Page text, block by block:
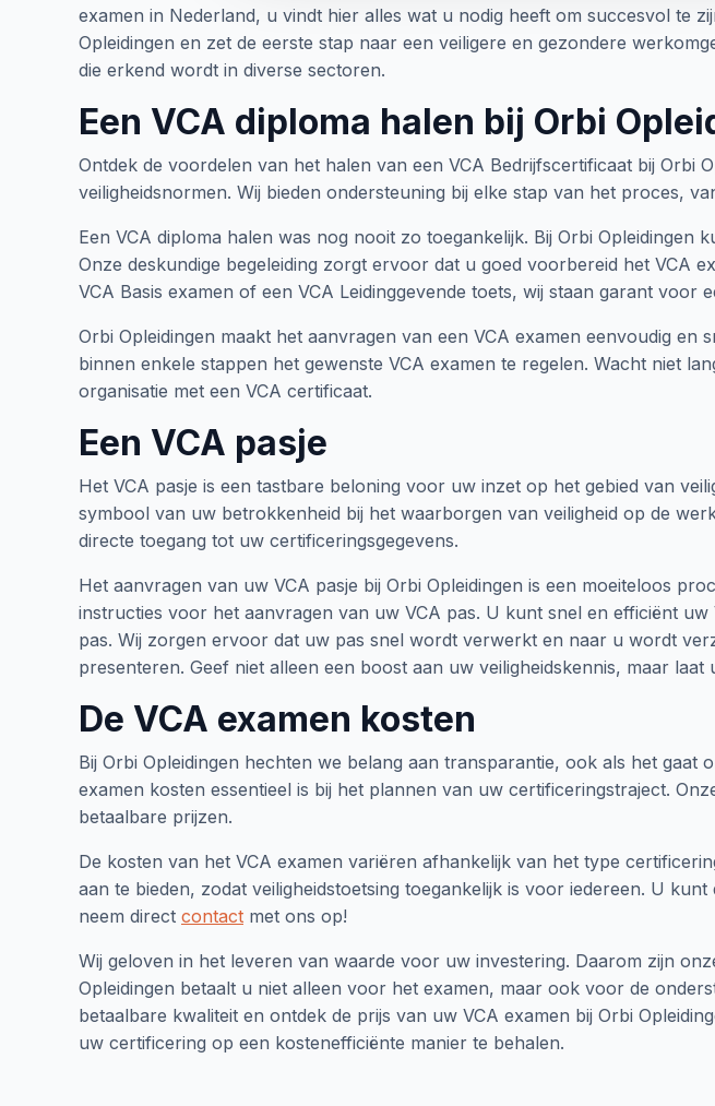
examen in Nederland, u vindt hier alles wat u nodig heeft om succesvol te
Opleidingen en zet de eerste stap naar een veiligere en gezondere
die erkend wordt in diverse sectoren.
Een VCA diploma halen bij Orbi
Ontdek de voordelen van het halen van een VCA Bedrijfscertificaat bij Orbi
veiligheidsnormen. Wij bieden ondersteuning bij elke stap van het proces,
Een VCA diploma halen was nog nooit zo toegankelijk. Bij Orbi
Onze deskundige begeleiding zorgt ervoor dat u goed voorbereid het VCA
VCA Basis examen of een VCA Leidinggevende toets, wij staan garant
Orbi Opleidingen maakt het aanvragen van een VCA examen eenvoudig
binnen enkele stappen het gewenste VCA examen te regelen. Wacht niet
organisatie met een VCA certificaat.
Een VCA pasje
Het VCA pasje is een tastbare beloning voor uw inzet op het gebied van
symbool van uw betrokkenheid bij het waarborgen van veiligheid op de
directe toegang tot uw certificeringsgegevens.
Het aanvragen van uw VCA pasje bij Orbi Opleidingen is een moeiteloos
instructies voor het aanvragen van uw VCA pas. U kunt snel en efficiënt
pas. Wij zorgen ervoor dat uw pas snel wordt verwerkt en naar u wordt
presenteren. Geef niet alleen een boost aan uw veiligheidskennis, maar
De VCA examen kosten
Bij Orbi Opleidingen hechten we belang aan transparantie, ook als het gaat
examen kosten essentieel is bij het plannen van uw certificeringstraject.
betaalbare prijzen.
De kosten van het VCA examen variëren afhankelijk van het type
aan te bieden, zodat veiligheidstoetsing toegankelijk is voor iedereen. U
neem direct contact met ons op!
Wij geloven in het leveren van waarde voor uw investering. Daarom zijn
Opleidingen betaalt u niet alleen voor het examen, maar ook voor de
betaalbare kwaliteit en ontdek de prijs van uw VCA examen bij Orbi
uw certificering op een kostenefficiënte manier te behalen.